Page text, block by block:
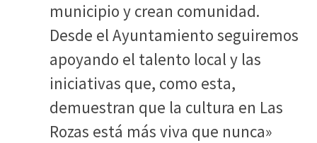
municipio y crean comunidad.
Desde el Ayuntamiento seguiremos
apoyando el talento local y las
iniciativas que, como esta,
demuestran que la cultura en Las
Rozas está más viva que nunca»